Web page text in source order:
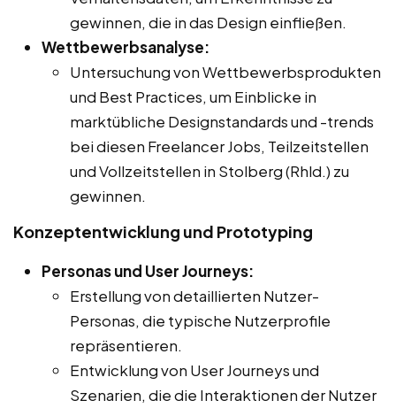
gewinnen, die in das Design einfließen.
Wettbewerbsanalyse:
Untersuchung von Wettbewerbsprodukten
und Best Practices, um Einblicke in
marktübliche Designstandards und -trends
bei diesen Freelancer Jobs, Teilzeitstellen
und Vollzeitstellen in Stolberg (Rhld.) zu
gewinnen.
Konzeptentwicklung und Prototyping
Personas und User Journeys:
Erstellung von detaillierten Nutzer-
Personas, die typische Nutzerprofile
repräsentieren.
Entwicklung von User Journeys und
Szenarien, die die Interaktionen der Nutzer